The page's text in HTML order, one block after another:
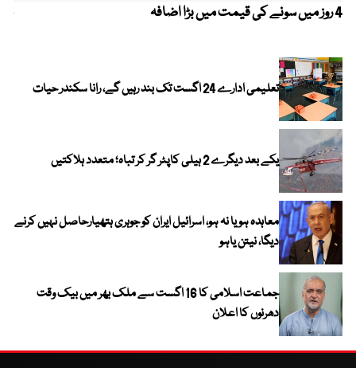
4 روز میں سونے کی قیمت میں بڑا اضافہ
تعلیمی ادارے 24 اگست تک بند رہیں گے، رانا سکندر حیات
یکے بعد دیگرے 2 ہیلی کاپٹر گر کر تباہ؛ متعدد ہلاکتیں
معاہدہ ہو یا نہ ہو، اسرائیل ایران کو جوہری ہتھیارحاصل نہیں کرنے
دیگا، نیتن یاہو
جماعت اسلامی کا 16 اگست سے ملک بھر میں بیک وقت
دھرنوں کا اعلان